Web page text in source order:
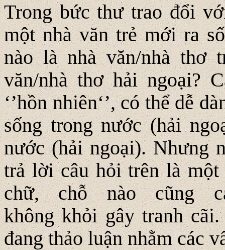
Trong bức thư trao đổi
một nhà văn trẻ mới ra
nào là nhà văn/nhà thơ
văn/nhà thơ hải ngoại?
‘’hồn nhiên‘’, có thể dễ
sống trong nước (hải
nước (hải ngoại). Nhưng
trả lời câu hỏi trên là một
chữ, chỗ nào cũng
không khỏi gây tranh
đang thảo luận nhằm các